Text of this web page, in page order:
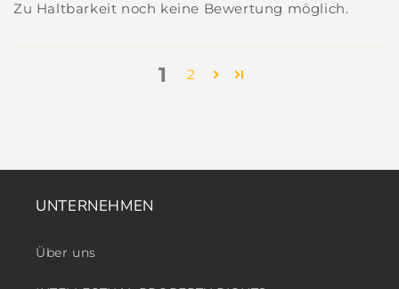
Zu Haltbarkeit noch keine Bewertung möglich.
1 2
UNTERNEHMEN
Über uns